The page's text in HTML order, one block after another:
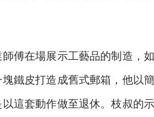
在場展示工藝品的制造，如
鐵皮打造成舊式郵箱，他以
這套動作做至退休。枝叔的